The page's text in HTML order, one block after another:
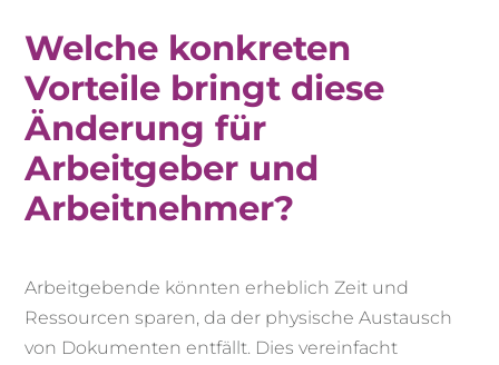
Welche konkreten
Vorteile bringt diese
Änderung für
Arbeitgeber und
Arbeitnehmer?
Arbeitgebende könnten erheblich Zeit und
Ressourcen sparen, da der physische Austausch
von Dokumenten entfällt. Dies vereinfacht